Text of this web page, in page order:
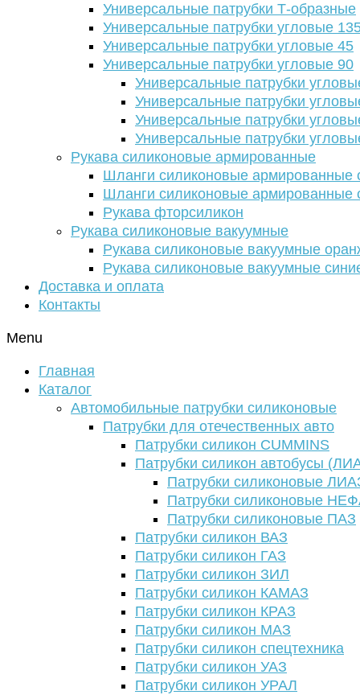
Универсальные патрубки Т-образные
Универсальные патрубки угловые
Универсальные патрубки угловые 45
Универсальные патрубки угловые 90
Универсальные патрубки
Универсальные патрубки
Универсальные патрубки
Универсальные патрубки
Рукава силиконовые армированные
Шланги силиконовые армированные
Шланги силиконовые армированные
Рукава фторсиликон
Рукава силиконовые вакуумные
Рукава силиконовые вакуумные
Рукава силиконовые вакуумные
Доставка и оплата
Контакты
Menu
Главная
Каталог
Автомобильные патрубки силиконовые
Патрубки для отечественных авто
Патрубки силикон CUMMINS
Патрубки силикон автобусы
Патрубки силиконовые
Патрубки силиконовые
Патрубки силиконовые ПАЗ
Патрубки силикон ВАЗ
Патрубки силикон ГАЗ
Патрубки силикон ЗИЛ
Патрубки силикон КАМАЗ
Патрубки силикон КРАЗ
Патрубки силикон МАЗ
Патрубки силикон спецтехника
Патрубки силикон УАЗ
Патрубки силикон УРАЛ